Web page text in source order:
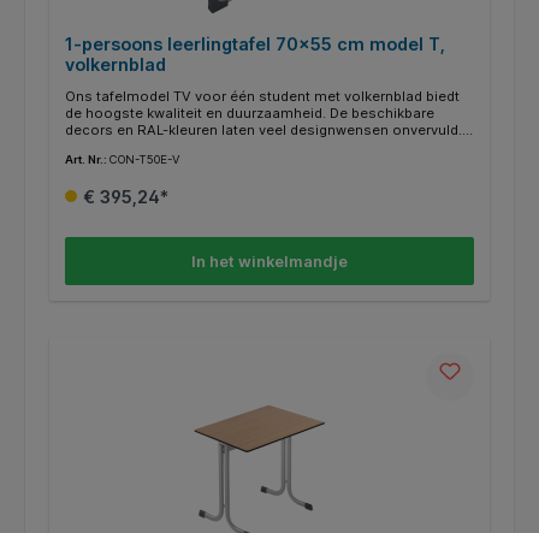
1-persoons leerlingtafel 70x55 cm model T,
volkernblad
Ons tafelmodel TV voor één student met volkernblad biedt
de hoogste kwaliteit en duurzaamheid. De beschikbare
decors en RAL-kleuren laten veel designwensen onvervuld.
afgeronde hoeken gelast. De buisuiteinden zijn gesloten en
Optioneel zijn ook viltglijders voor harde vloeren verkrijgbaar
Art. Nr.: CON-T50E-V
€ 395,24*
In het winkelmandje